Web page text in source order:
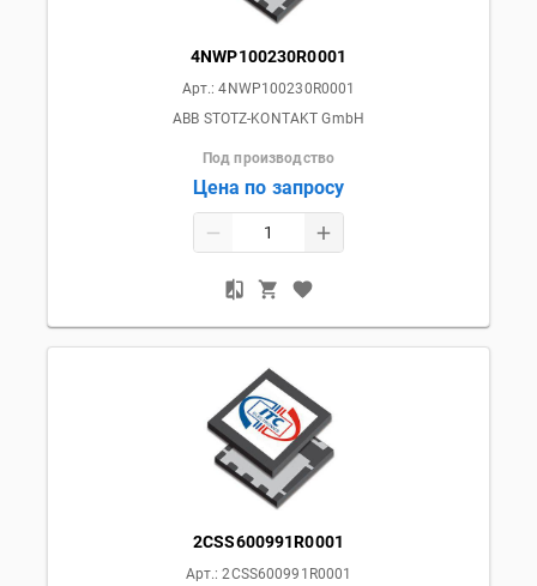
4NWP100230R0001
Арт.:4NWP100230R0001
ABB STOTZ-KONTAKT GmbH
Под производство
Цена по запросу
2CSS600991R0001
Арт.:2CSS600991R0001